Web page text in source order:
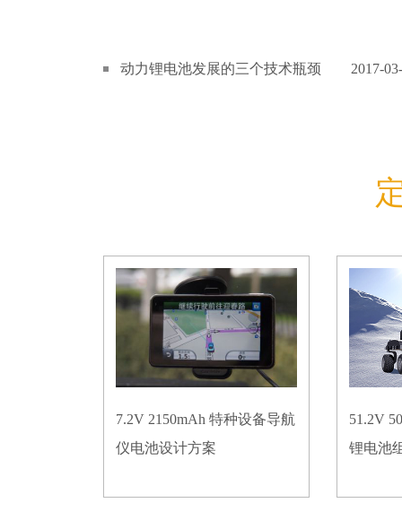
动力锂电池发展的三个技术瓶颈 2017-
7.2V 2150mAh 特种设备导航
仪电池设计方案
51.2V
锂电池